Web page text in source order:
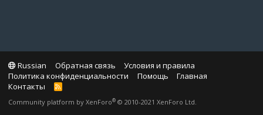
Russian Обратная связь
Условия и правила
Политика конфиденциальности
Помощь
Главная
Контакты
R
S
Community platform by XenForo® © 2010-2021 XenForo Ltd.